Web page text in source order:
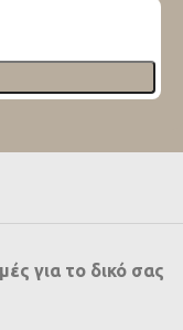
για το δικό σας